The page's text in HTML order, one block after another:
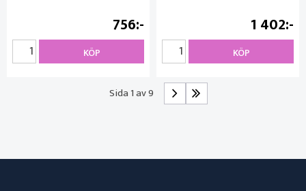
756
KÖP
1 402
KÖP
Sida 1 av 9